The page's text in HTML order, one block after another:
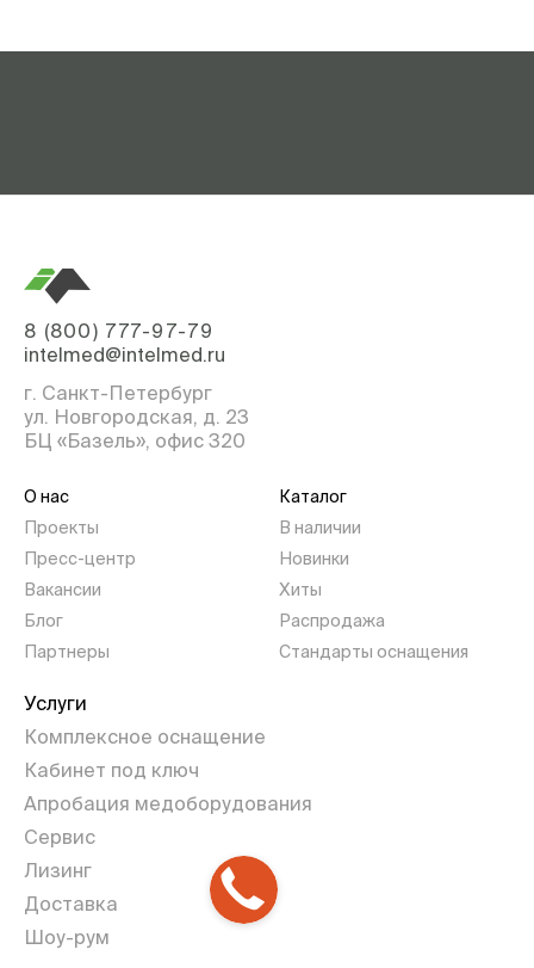
8 (800) 777-97-79
intelmed@intelmed.ru
г. Санкт-Петербург
ул. Новгородская, д. 23
БЦ «Базель», офис 320
О нас
Проекты
Пресс-центр
Вакансии
Блог
Партнеры
Каталог
В наличии
Новинки
Хиты
Распродажа
Стандарты оснащения
Услуги
Комплексное оснащение
Кабинет под ключ
Апробация медоборудования
Сервис
Лизинг
Доставка
Шоу-рум